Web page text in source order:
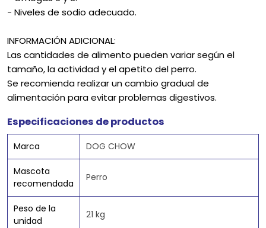
- Niveles de sodio adecuado.
INFORMACIÓN ADICIONAL:
Las cantidades de alimento pueden variar según el
tamaño, la actividad y el apetito del perro.
Se recomienda realizar un cambio gradual de
alimentación para evitar problemas digestivos.
Especificaciones de productos
Marca DOG CHOW
Mascota
recomendada
Perro
Peso de la
unidad
21 kg